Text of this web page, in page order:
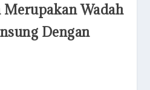
Merupakan Wadah
Dengan